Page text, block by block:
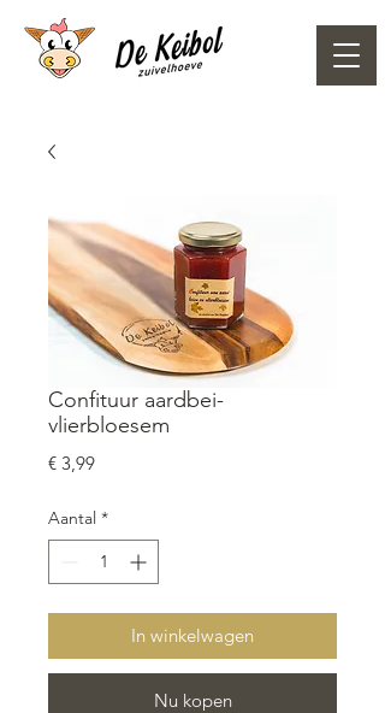
Confituur aardbei-
vlierbloesem
€ 3,99Prijs
Aantal *
In winkelwagen
Nu kopen